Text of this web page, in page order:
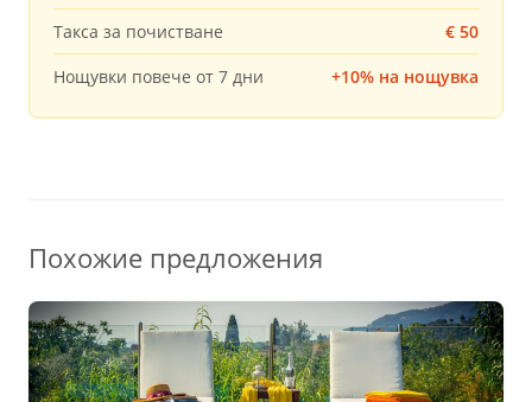
Такса за почистване
€ 50
Нощувки повече от 7 дни
+10% на нощувка
Похожие предложения